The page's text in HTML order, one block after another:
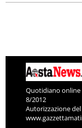
Quotidiano online
8/2012
Autorizzazione